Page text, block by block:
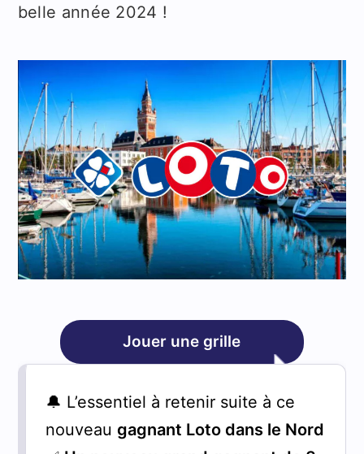
belle année 2024 !
Jouer une grille
🔔 L’essentiel à retenir suite à ce
nouveau gagnant Loto dans le Nord